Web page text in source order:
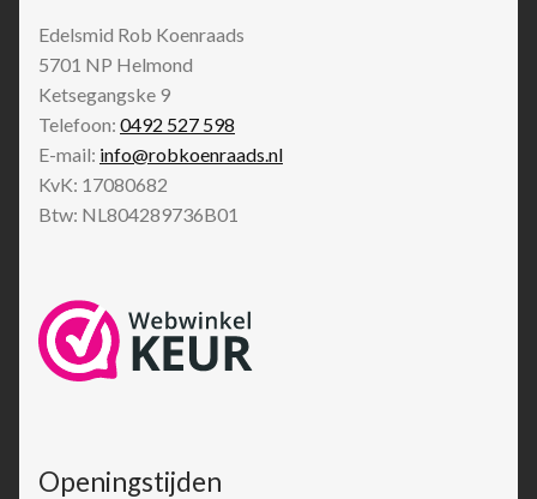
Edelsmid Rob Koenraads
5701 NP Helmond
Ketsegangske 9
Telefoon: 0492 527 598
E-mail: info@robkoenraads.nl
KvK: 17080682
Btw: NL804289736B01
Openingstijden